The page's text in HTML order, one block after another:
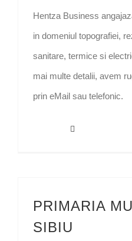
Hentza Business
in domeniul topografiei,
sanitare, termice si
mai multe detalii, avem
prin eMail sau telefonic.
PRIMARIA
SIBIU